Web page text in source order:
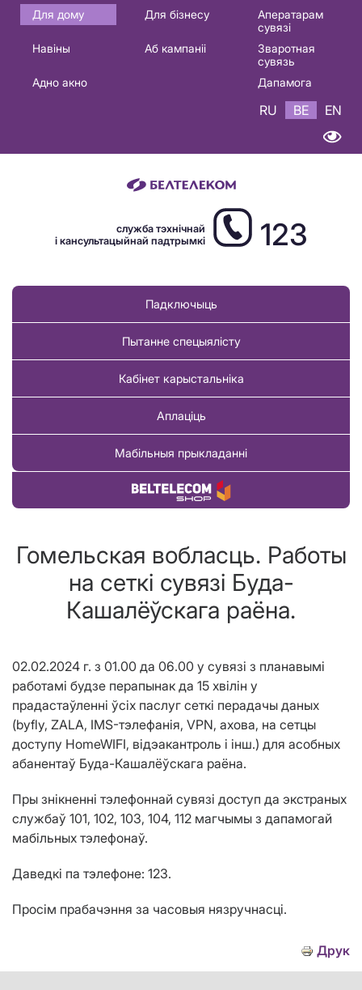
Основная
навигация
Для дому Для бізнесу
Аператарам
сувязі
Навіны
Аб кампаніі
Зваротная
сувязь
Адно акно
Дапамога
RU BE EN
служба тэхнічнай
і кансультацыйнай падтрымкі
123
Падключыць
Пытанне спецыялісту
Кабінет карыстальніка
Аплаціць
Мабільныя прыкладанні
Купіць тавар
Гомельская вобласць. Работы
на сеткі сувязі Буда-
Кашалёўскага раёна.
02.02.2024 г. з 01.00 да 06.00 у сувязі з планавымі
работамі будзе перапынак да 15 хвілін у
прадастаўленні ўсіх паслуг сеткі перадачы даных
(byfly, ZALA, IMS-тэлефанія, VPN, ахова, на сетцы
доступу HomeWIFI, відэакантроль і інш.) для асобных
абанентаў Буда-Кашалёўскага раёна.
Пры знікненні тэлефоннай сувязі доступ да экстраных
службаў 101, 102, 103, 104, 112 магчымы з дапамогай
мабільных тэлефонаў.
Даведкі па тэлефоне: 123.
Просім прабачэння за часовыя нязручнасці.
Друк